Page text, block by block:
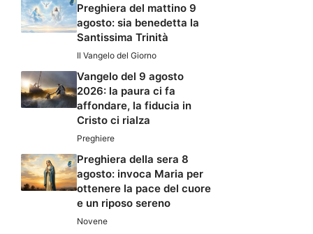
Preghiera del mattino 9
agosto: sia benedetta la
Santissima Trinità
Il Vangelo del Giorno
Vangelo del 9 agosto
2026: la paura ci fa
affondare, la fiducia in
Cristo ci rialza
Preghiere
Preghiera della sera 8
agosto: invoca Maria per
ottenere la pace del cuore
e un riposo sereno
Novene